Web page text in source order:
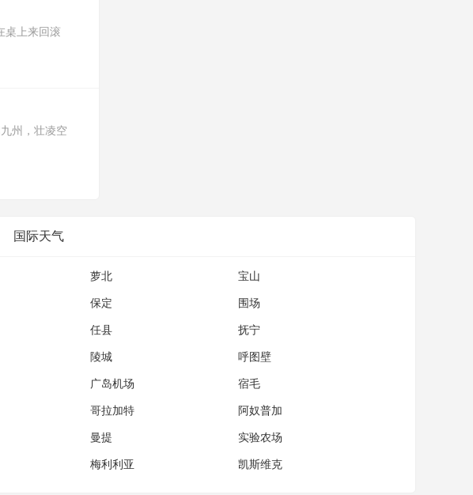
桌上来回滚
州，壮凌空
国际天气
萝北 宝山
保定 围场
任县 抚宁
陵城 呼图壁
广岛机场 宿毛
哥拉加特 阿奴普加
曼提 实验农场
梅利利亚 凯斯维克